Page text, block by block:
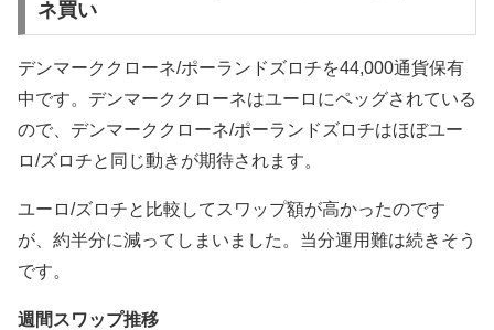
ネ買い
デンマーククローネ/ポーランドズロチを44,000通貨保有
中です。デンマーククローネはユーロにペッグされている
ので、 デンマーククローネ/ポーランドズロチはほぼユー
ロ/ズロチと同じ動きが期待されます。
ユーロ/ズロチと比較してスワップ額が高かったのです
が、約半分に減ってしまいました。当分運用難は続きそう
です。
週間スワップ推移